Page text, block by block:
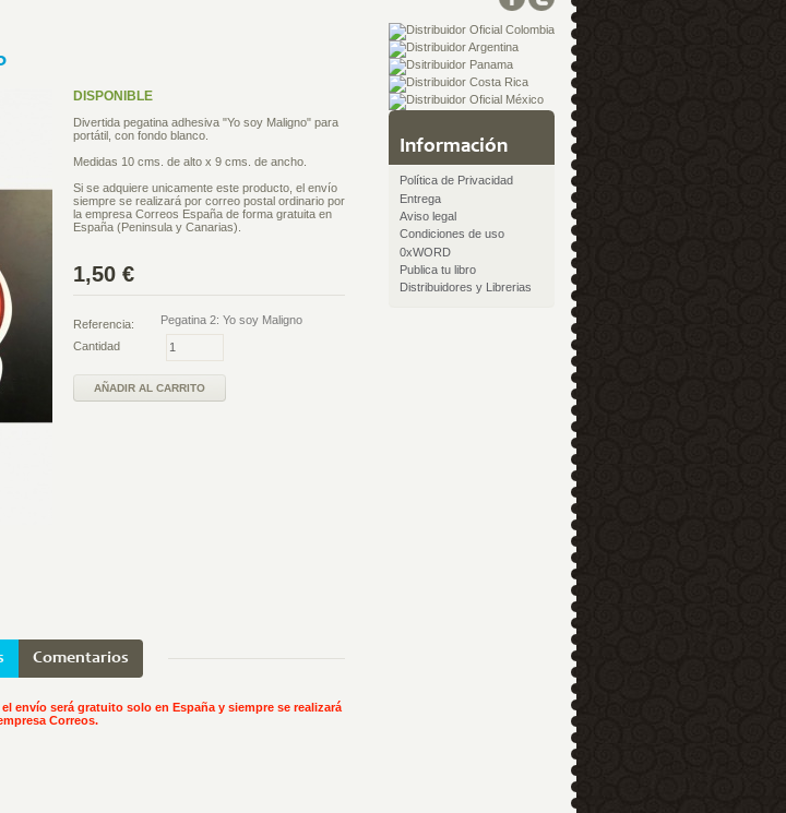
DISPONIBLE
Divertida pegatina adhesiva "Yo soy Maligno" para
portátil, con fondo blanco.
Medidas 10 cms. de alto x 9 cms. de ancho.
Si se adquiere unicamente este producto, el envío
siempre se realizará por correo postal ordinario por
la empresa Correos España de forma gratuita en
España (Peninsula y Canarias).
1,50 €
Referencia: Pegatina 2: Yo soy Maligno
Cantidad
Comentarios
envío será gratuito solo en España y siempre se realizará
Correos.
Información
Política de Privacidad
Entrega
Aviso legal
Condiciones de uso
0xWORD
Publica tu libro
Distribuidores y Librerias